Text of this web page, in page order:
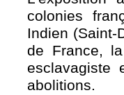
colonies
Indien (Saint-
de France,
esclavagiste
abolitions.